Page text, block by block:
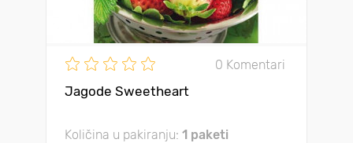
0 Komentari
Jagode Sweetheart
Količina u pakiranju: 1 paketi